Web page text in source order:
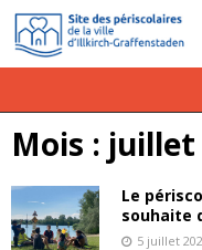
Mois : juillet
Le
souhaite
5 juillet